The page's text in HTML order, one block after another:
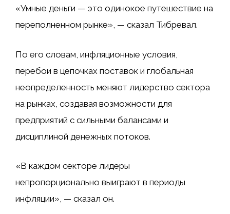
«Умные деньги — это одинокое путешествие на
переполненном рынке», — сказал Тибревал.
По его словам, инфляционные условия,
перебои в цепочках поставок и глобальная
неопределенность меняют лидерство сектора
на рынках, создавая возможности для
предприятий с сильными балансами и
дисциплиной денежных потоков.
«В каждом секторе лидеры
непропорционально выиграют в периоды
инфляции», — сказал он.